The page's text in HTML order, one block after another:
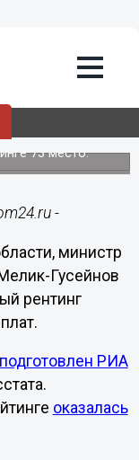
о
73 место.
-
министр
Гусейнов
рентинг
РИА
оказалась